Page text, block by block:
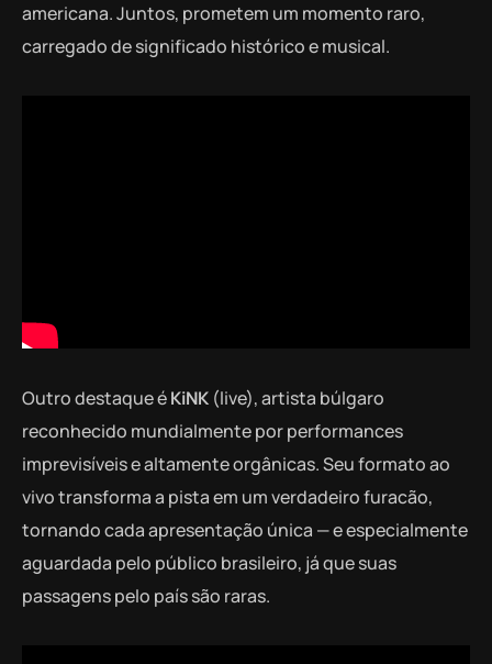
americana. Juntos, prometem um momento raro,
carregado de significado histórico e musical.
Outro destaque éKiNK (live), artista búlgaro
reconhecido mundialmente por performances
imprevisíveis e altamente orgânicas. Seu formato ao
vivo transforma a pista em um verdadeiro furacão,
tornando cada apresentação única — e especialmente
aguardada pelo público brasileiro, já que suas
passagens pelo país são raras.